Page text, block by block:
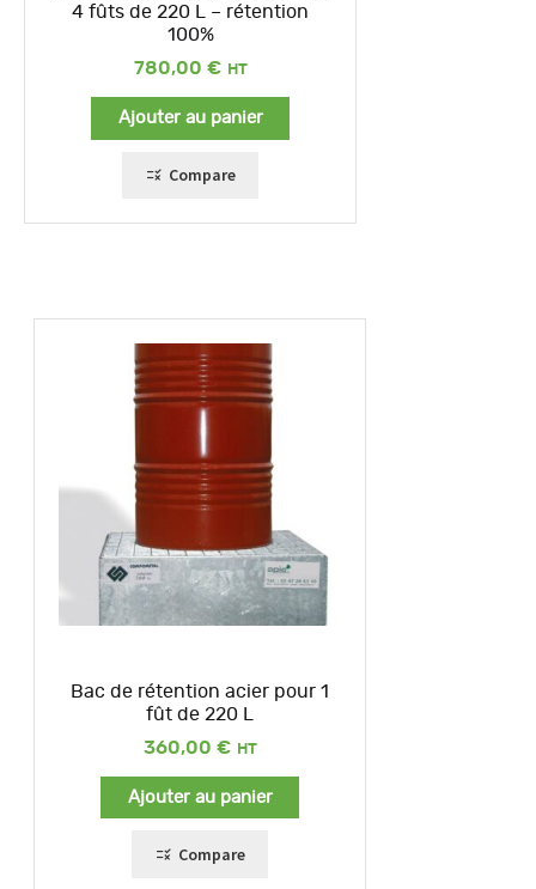
4 fûts de 220 L – rétention
100%
780,00 €
Ajouter au panier
Compare
Bac de rétention acier pour 1
fût de 220 L
360,00 €
Ajouter au panier
Compare